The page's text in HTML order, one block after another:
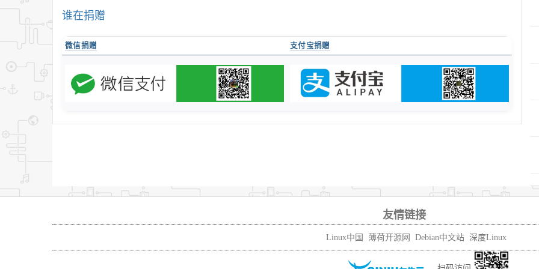
谁在捐赠
微信捐赠 支付宝捐赠
友情链接
Linux中国 薄荷开源网 Debian中文站 深度Linux